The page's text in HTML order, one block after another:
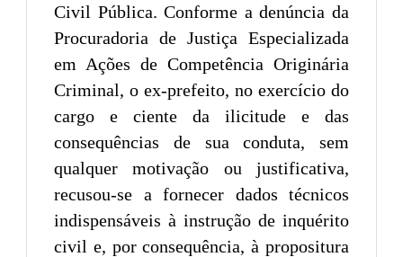
Civil Pública. Conforme a denúncia da
Procuradoria de Justiça Especializada
em Ações de Competência Originária
Criminal, o ex-prefeito, no exercício do
cargo e ciente da ilicitude e das
consequências de sua conduta, sem
qualquer motivação ou justificativa,
recusou-se a fornecer dados técnicos
indispensáveis à instrução de inquérito
civil e, por consequência, à propositura